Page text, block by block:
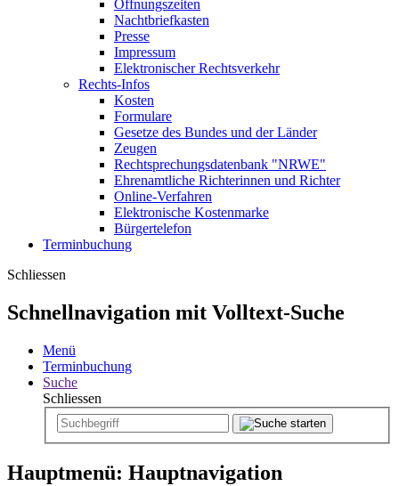
Öffnungszeiten
Nachtbriefkasten
Presse
Impressum
Elektronischer Rechtsverkehr
Rechts-Infos
Kosten
Formulare
Gesetze des Bundes und der Länder
Zeugen
Rechtsprechungsdatenbank "NRWE"
Ehrenamtliche Richterinnen und Richter
Online-Verfahren
Elektronische Kostenmarke
Bürgertelefon
Terminbuchung
Schliessen
Schnellnavigation mit Volltext-Suche
Menü
Terminbuchung
Suche
Schliessen
Hauptmenü: Hauptnavigation